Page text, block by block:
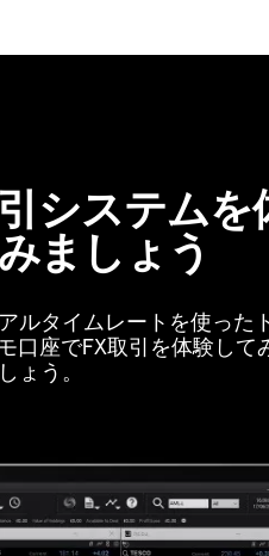
システムを
ましょう
ルタイムレートを使った
口座でFX取引を体験して
しょう。